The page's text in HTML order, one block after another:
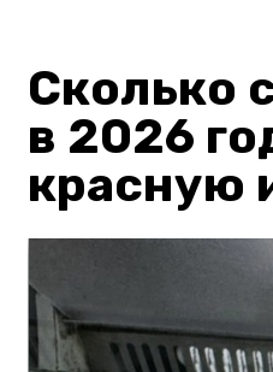
Сколько
в 2026
красную